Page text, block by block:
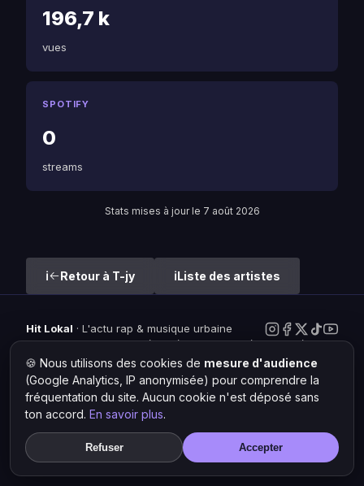
196,7 k
vues
SPOTIFY
0
streams
Stats mises à jour le 7 août 2026
Retour à T-jy Liste des artistes
Hit Lokal · L'actu rap & musique urbaine
© 2026 — Tous droits réservés ·Mentions légales·Gérer les
cookies
🍪 Nous utilisons des cookies de mesure d'audience
(Google Analytics, IP anonymisée) pour comprendre la
fréquentation du site. Aucun cookie n'est déposé sans
ton accord. En savoir plus.
Refuser Accepter